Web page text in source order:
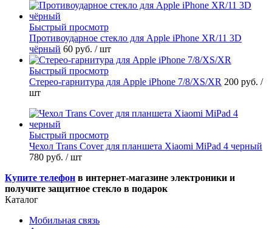
Быстрый просмотр
Противоударное стекло для Apple iPhone XR/11 3D
чёрный 60 руб. / шт
Быстрый просмотр
Стерео-гарнитура для Apple iPhone 7/8/XS/XR 200 руб. /
шт
Быстрый просмотр
Чехол Trans Cover для планшета Xiaomi MiPad 4 черный
780 руб. / шт
Купите телефон в интернет-магазине электроники и
получите защитное стекло в подарок
Каталог
Мобильная связь